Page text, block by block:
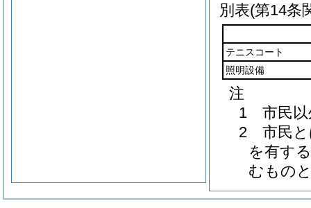
別表(第14条
テニスコート
照明設備
注
1 市民以
2 市民と
を有す
むもの